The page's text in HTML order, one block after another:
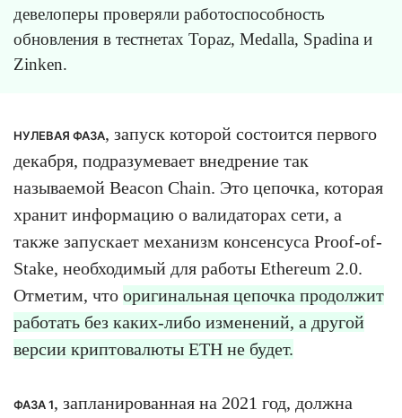
девелоперы проверяли работоспособность
обновления в тестнетах Topaz, Medalla, Spadina и
Zinken.
НУЛЕВАЯ ФАЗА, запуск которой состоится первого
декабря, подразумевает внедрение так
называемой Beacon Chain. Это цепочка, которая
хранит информацию о валидаторах сети, а
также запускает механизм консенсуса Proof-of-
Stake, необходимый для работы Ethereum 2.0.
Отметим, что оригинальная цепочка продолжит
работать без каких-либо изменений, а другой
версии криптовалюты ETH не будет.
ФАЗА 1, запланированная на 2021 год, должна